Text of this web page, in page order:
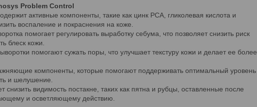
Problem Control
активные компоненты, такие как цинк PCA, гликолевая кислота и
воспаление и покраснения на коже.
помогает регулировать выработку себума, что позволяет снизить риск
блеск кожи.
помогают сужать поры, что улучшает текстуру кожи и делает ее более
компоненты, которые помогают поддерживать оптимальный уровень
и шелушение.
снизить видимость постакне, таких как пятна и рубцы, оставленные после
и осветляющему действию.